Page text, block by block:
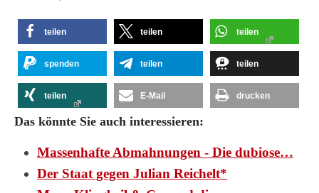
teilen teilen teilen
spenden teilen teilen
teilen E-Mail drucken
Das könnte Sie auch interessieren:
Massenhafte Abmahnungen - Die dubiose…
Der Staat gegen Julian Reichelt*